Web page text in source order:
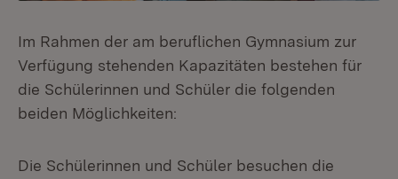
Im Rahmen der am beruflichen Gymnasium zur
Verfügung stehenden Kapazitäten bestehen für
die Schülerinnen und Schüler die folgenden
beiden Möglichkeiten:
Die Schülerinnen und Schüler besuchen die